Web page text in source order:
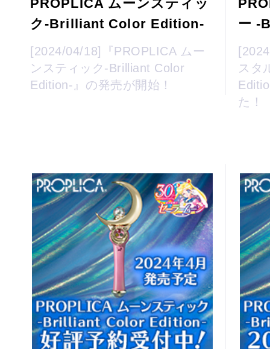
PROPLICA ムーンスティッ
ク-Brilliant Color Edition-
[2024/04/18]『PROPLICA ムー
ンスティック-Brilliant Color
Edition-』の発売が開始！
ー -
スタ
た！